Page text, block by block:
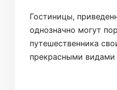
Гостиницы,
однозначно могут
путешественника
прекрасными видами